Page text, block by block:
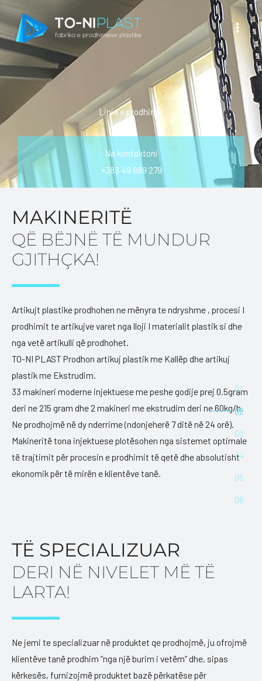
to
content
Linja e prodhimit
Na kontaktoni
+383 49 889 279
MAKINERITË
QË BËJNË TË MUNDUR
GJITHÇKA!
Artikujt plastike prodhohen ne mënyra te ndryshme , procesi I
prodhimit te artikujve varet nga lloji I materialit plastik si dhe
nga vetë artikulli që prodhohet.
TO-NI PLAST Prodhon artikuj plastik me Kallëp dhe artikuj
plastik me Ekstrudim.
33 makineri moderne injektuese me peshe godije prej 0.5gram
deri ne 215 gram dhe 2 makineri me ekstrudim deri ne 60kg/h.
Ne prodhojmë në dy nderrime (ndonjeherë 7 ditë në 24 orë).
Makineritë tona injektuese plotësohen nga sistemet optimale
të trajtimit për procesin e prodhimit të qetë dhe absolutisht
ekonomik për të mirën e klientëve tanë.
Na kontakto tani
TË SPECIALIZUAR
DERI NË NIVELET MË TË
LARTA!
Ne jemi te specializuar në produktet qe prodhojmë, ju ofrojmë
klientëve tanë prodhim “nga një burim i vetëm” dhe, sipas
kërkesës, furnizojmë produktet bazë përkatëse për